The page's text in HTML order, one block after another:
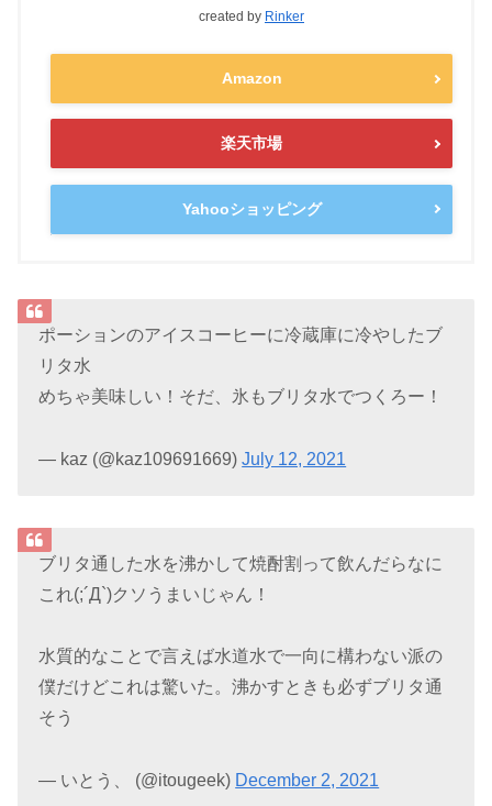
created by Rinker
Amazon
楽天市場
Yahooショッピング
ポーションのアイスコーヒーに冷蔵庫に冷やしたブ
リタ水
めちゃ美味しい！そだ、氷もブリタ水でつくろー！
— kaz (@kaz109691669)July 12, 2021
ブリタ通した水を沸かして焼酎割って飲んだらなに
これ(;´Д`)クソうまいじゃん！
水質的なことで言えば水道水で一向に構わない派の
僕だけどこれは驚いた。沸かすときも必ずブリタ通
そう
— いとう、 (@itougeek) December 2, 2021